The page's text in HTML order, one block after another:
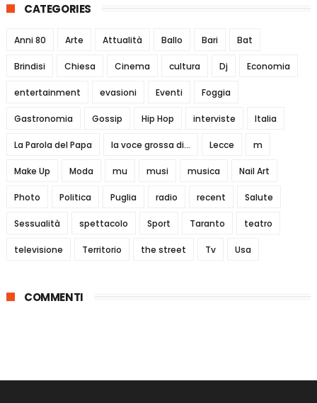
CATEGORIES
Anni 80 Arte Attualità Ballo Bari Bat
Brindisi Chiesa Cinema cultura Dj Economia
entertainment evasioni Eventi Foggia
Gastronomia Gossip Hip Hop interviste Italia
La Parola del Papa la voce grossa di... Lecce m
Make Up Moda mu musi musica Nail Art
Photo Politica Puglia radio recent Salute
Sessualità spettacolo Sport Taranto teatro
televisione Territorio the street Tv Usa
COMMENTI